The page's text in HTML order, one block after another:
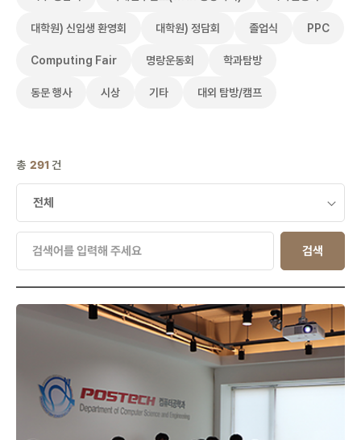
대학원) 신입생 환영회 대학원) 정담회 졸업식 PPC
Computing Fair 명랑운동회 학과탐방
동문 행사 시상 기타 대외 탐방/캠프
검색
총 291건